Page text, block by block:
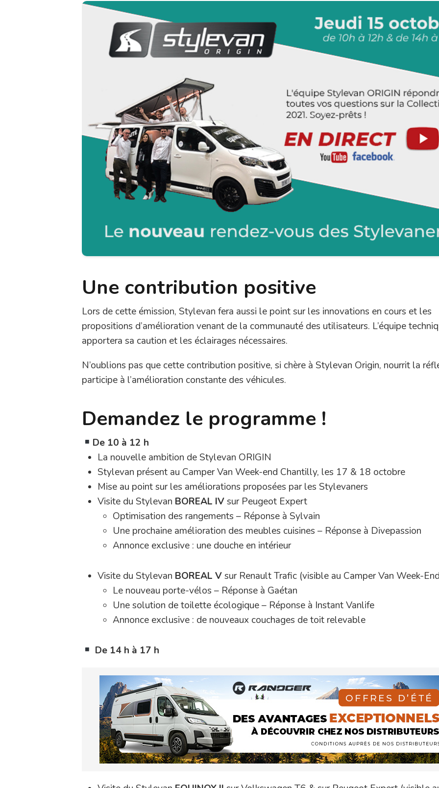
Une contribution positive
Lors de cette émission, Stylevan fera aussi le point sur les innovations en cours et les
propositions d’amélioration venant de la communauté des utilisateurs. L’équipe
apportera sa caution et les éclairages nécessaires.
N’oublions pas que cette contribution positive, si chère à Stylevan Origin, nourrit la
participe à l’amélioration constante des véhicules.
Demandez le programme !
De 10 à 12 h
La nouvelle ambition de Stylevan ORIGIN
Stylevan présent au Camper Van Week-end Chantilly, les 17 & 18 octobre
Mise au point sur les améliorations proposées par les Stylevaners
Visite du Stylevan BOREAL IVsur Peugeot Expert
Optimisation des rangements – Réponse à Sylvain
Une prochaine amélioration des meubles cuisines – Réponse à Divepassion
Annonce exclusive : une douche en intérieur
Visite du Stylevan BOREAL Vsur Renault Trafic (visible au Camper Van Week-
Le nouveau porte-vélos – Réponse à Gaétan
Une solution de toilette écologique – Réponse à Instant Vanlife
Annonce exclusive : de nouveaux couchages de toit relevable
De 14 h à 17 h